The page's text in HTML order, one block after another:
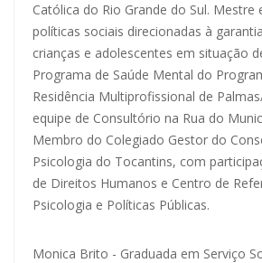
Católica do Rio Grande do Sul. Mestre
políticas sociais direcionadas à
crianças e adolescentes em situação
Programa de Saúde Mental do
Residência Multiprofissional de
equipe de Consultório na Rua do
Membro do Colegiado Gestor do
Psicologia do Tocantins, com
de Direitos Humanos e Centro de
Psicologia e Políticas Públicas.
Monica Brito - Graduada em Serviço